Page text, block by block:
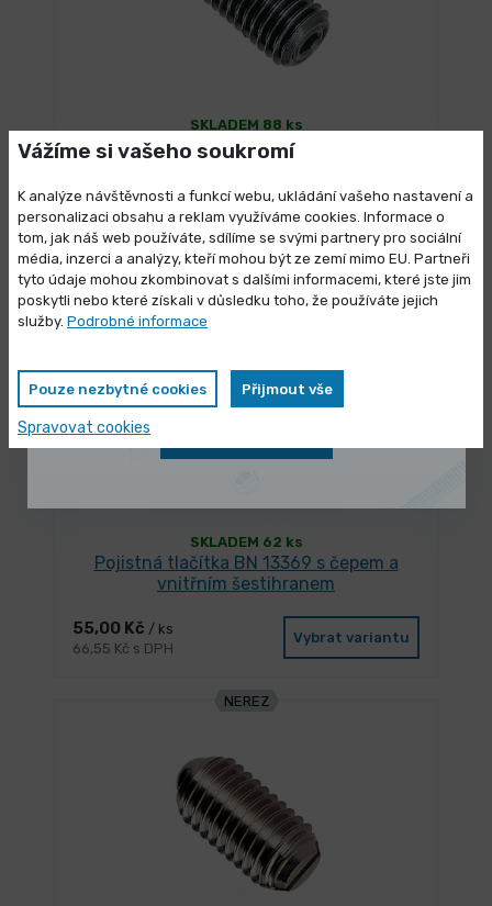
SKLADEM 88 ks
Pojistná tlačítka BN 13367 s čepem a
115,81 Kč/ ks
140,12 Kč s DPH
Vybrat variantu
OCEL
SKLADEM 62 ks
Pojistná tlačítka BN 13369 s čepem a
vnitřním šestihranem
55,00 Kč / ks
66,55 Kč s DPH
Vybrat variantu
NEREZ
Vážíme si vašeho soukromí
K analýze návštěvnosti a funkcí webu, ukládání vašeho nastavení a
personalizaci obsahu a reklam využíváme cookies. Informace o
tom, jak náš web používáte, sdílíme se svými partnery pro sociální
média, inzerci a analýzy, kteří mohou být ze zemí mimo EU. Partneři
tyto údaje mohou zkombinovat s dalšími informacemi, které jste jim
poskytli nebo které získali v důsledku toho, že používáte jejich
služby. Podrobné informace
Pouze nezbytné cookies Přijmout vše
Spravovat cookies
Výprodej skladových zásob
Vybrané produkty nyní pořídíte za